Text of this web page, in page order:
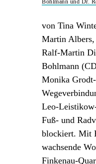
Bohlmann und Dr.
von Tina
Martin
Ralf-Martin
Bohlmann
Monika
Fuß- und
blockiert. Mit
wachsende